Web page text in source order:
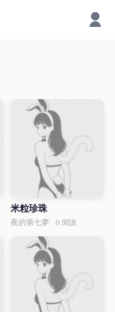
米粒珍珠
夜的第七夢 0 閱讀